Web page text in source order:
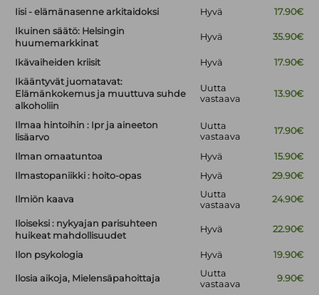
Iisi - elämänasenne arkitaidoksi Hyvä
17.90€
Ikuinen säätö: Helsingin
huumemarkkinat
Hyvä 35.90€
Ikävaiheiden kriisit Hyvä
17.90€
Ikääntyvät juomatavat:
Elämänkokemus ja muuttuva suhde
alkoholiin
Uutta
vastaava
13.90€
Ilmaa hintoihin : Ipr ja aineeton
lisäarvo
Uutta
vastaava
17.90€
Ilman omaatuntoa Hyvä
15.90€
Ilmastopaniikki : hoito-opas
Hyvä 29.90€
Ilmiön kaava
Uutta
vastaava
24.90€
Iloiseksi : nykyajan parisuhteen
huikeat mahdollisuudet
Hyvä 22.90€
Ilon psykologia Hyvä 19.90€
Ilosia aikoja, Mielensäpahoittaja
Uutta
vastaava
9.90€